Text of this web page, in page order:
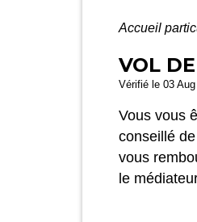
Accueil
VOL
Vérifié le 03
Vous vous
conseillé
vous
le